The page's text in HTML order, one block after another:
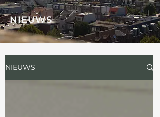
NIEUWS
NIEUWS